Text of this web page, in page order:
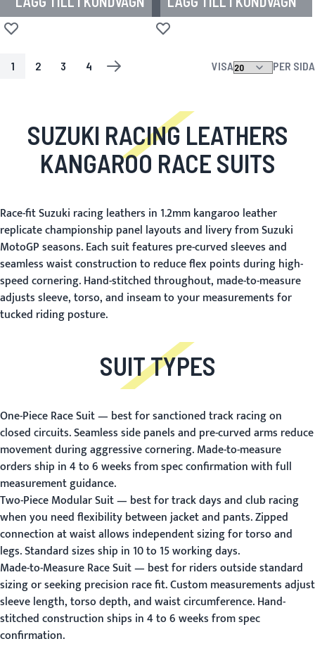
Lägg till i önskelista Lägg till i önskelista
SIDAYOU'RE CURRENTLY READING PAGE
1
SIDA
2
SIDA
3
SIDA
4
SIDA
NÄSTA
VISA PER SIDA
SUZUKI RACING LEATHERS
KANGAROO RACE SUITS
Race-fit Suzuki racing leathers in 1.2mm kangaroo leather
replicate championship panel layouts and livery from Suzuki
MotoGP seasons. Each suit features pre-curved sleeves and
seamless waist construction to reduce flex points during high-
speed cornering. Hand-stitched throughout, made-to-measure
adjusts sleeve, torso, and inseam to your measurements for
tucked riding posture.
SUIT TYPES
One-Piece Race Suit— best for sanctioned track racing on
closed circuits. Seamless side panels and pre-curved arms reduce
movement during aggressive cornering. Made-to-measure
orders ship in 4 to 6 weeks from spec confirmation with full
measurement guidance.
Two-Piece Modular Suit— best for track days and club racing
when you need flexibility between jacket and pants. Zipped
connection at waist allows independent sizing for torso and
legs. Standard sizes ship in 10 to 15 working days.
Made-to-Measure Race Suit— best for riders outside standard
sizing or seeking precision race fit. Custom measurements adjust
sleeve length, torso depth, and waist circumference. Hand-
stitched construction ships in 4 to 6 weeks from spec
confirmation.